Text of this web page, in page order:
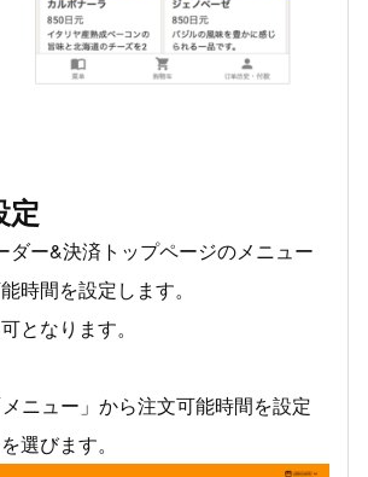
定
ダー&決済トップページのメニュー
時間を設定します。
となります。
ニュー」から注⽂可能時間を設定
選びます。